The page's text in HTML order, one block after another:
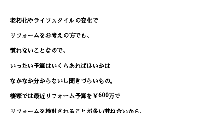
老朽化やライフスタイルの変化で
リフォームをお考えの方でも、
慣れないことなので、
いったい予算はいくらあれば良いかは
なかなか分からないし聞きづらいもの。
棲家では最近リフォーム予算を￥600万で
リフォームを検討されることが多い兼ね合いから、